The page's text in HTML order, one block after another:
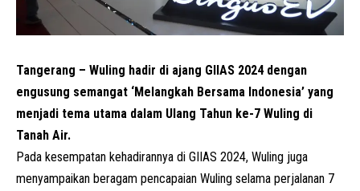
Tangerang – Wuling hadir di ajang GIIAS 2024 dengan
engusung semangat ‘Melangkah Bersama Indonesia’ yang
menjadi tema utama dalam Ulang Tahun ke-7 Wuling di
Tanah Air.
Pada kesempatan kehadirannya di GIIAS 2024, Wuling juga
menyampaikan beragam pencapaian Wuling selama perjalanan 7